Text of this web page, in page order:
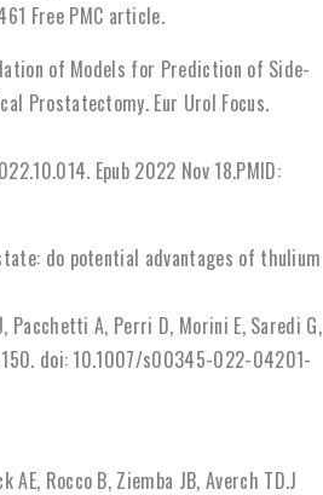
Free PMC article.
of Models for Prediction of Side-
Prostatectomy. Eur Urol Focus.
Epub 2022 Nov 18.PMID:
do potential advantages of thulium
Pacchetti A, Perri D, Morini E, Saredi G,
150. doi: 10.1007/s00345-022-04201-
Rocco B, Ziemba JB, Averch TD.J